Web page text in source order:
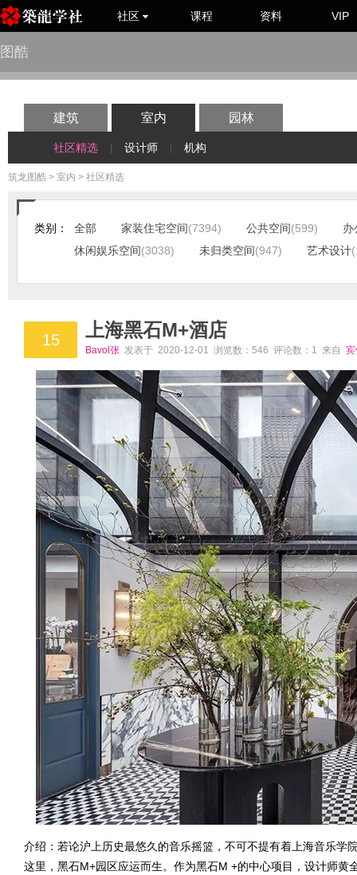
社区 课程 资料 VIP
图酷
建筑 室内 园林
社区精选 设计师 机构
筑龙图酷 > 室内 > 社区精选
类别： 全部 家装住宅空间(7394) 公共空间(599)
办
休闲娱乐空间(3038) 未归类空间(947) 艺术设计
15 上海黑石M+酒店
Bavol张 发表于 2020-12-01 浏览数：546 评论数：1 来自
介绍：若论沪上历史最悠久的音乐摇篮，不可不提有着上海音乐学
这里，黑石M+园区应运而生。作为黑石M +的中心项目，设计师